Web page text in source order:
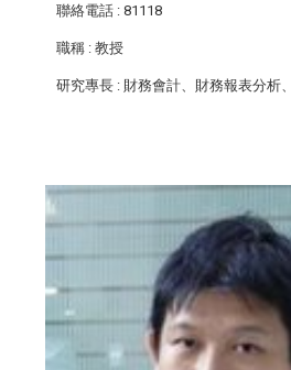
聯絡電話 : 81118
職稱 : 教授
研究專長 : 財務會計、財務報表分析